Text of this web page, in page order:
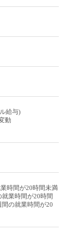
給与)
動
時間が20時間未満
業時間が20時間
の就業時間が20